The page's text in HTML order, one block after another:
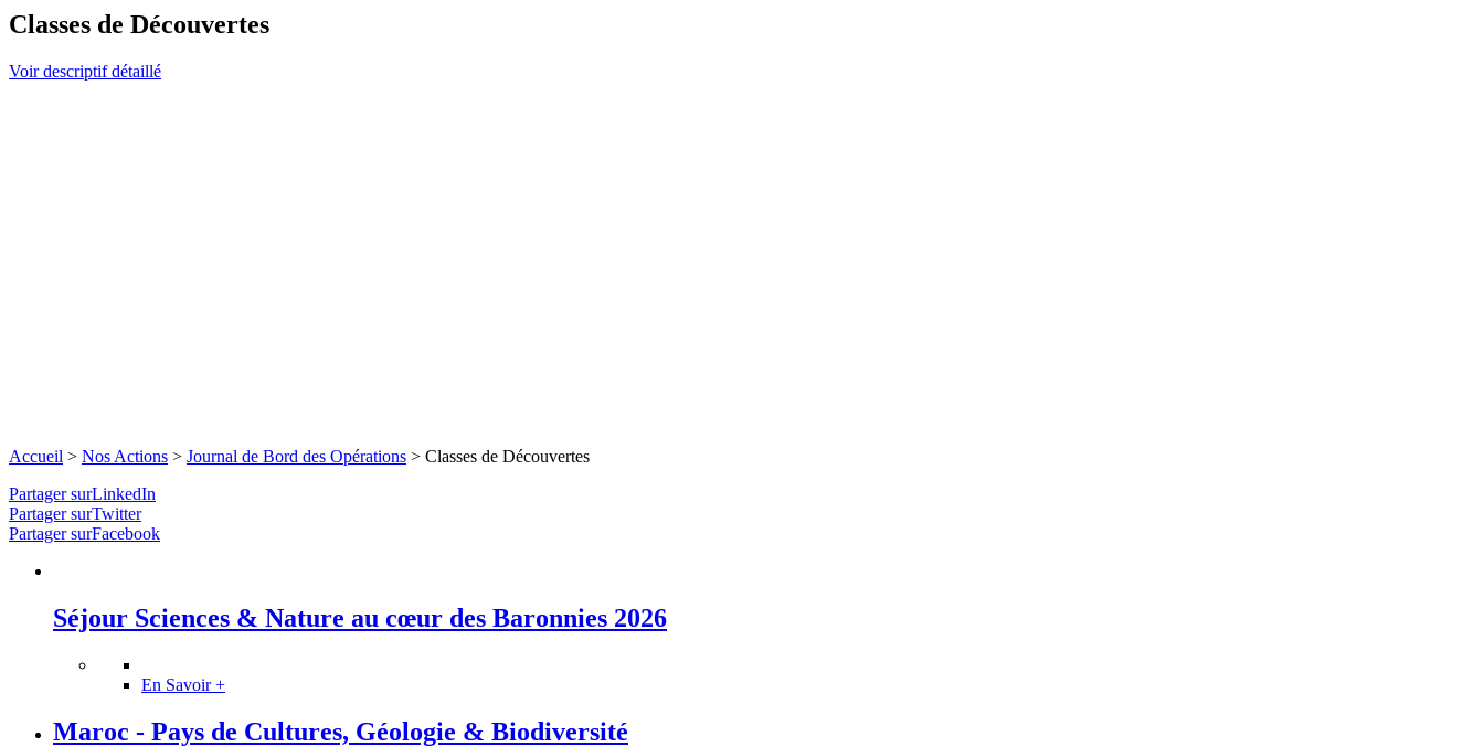
Classes de Découvertes
Voir descriptif détaillé
Accueil > Nos Actions > Journal de Bord des Opérations > Classes de Découvertes
Partager surLinkedIn
Partager surTwitter
Partager surFacebook
Séjour Sciences & Nature au cœur des Baronnies 2026
En Savoir +
Maroc - Pays de Cultures, Géologie & Biodiversité